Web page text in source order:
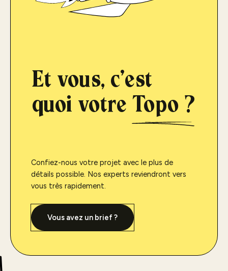
Et vous, c'est
quoi votre Topo ?
Confiez-nous votre projet avec le plus de
détails possible. Nos experts reviendront vers
vous très rapidement.
Vous avez un brief ?